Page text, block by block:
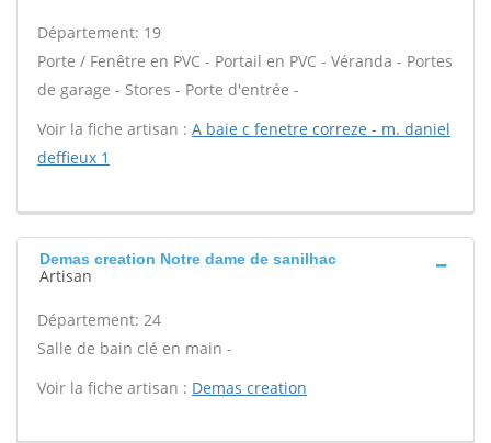
Département: 19
Porte / Fenêtre en PVC - Portail en PVC - Véranda - Portes
de garage - Stores - Porte d'entrée -
Voir la fiche artisan : A baie c fenetre correze - m. daniel
deffieux 1
Demas creation Notre dame de sanilhac
Artisan
Département: 24
Salle de bain clé en main -
Voir la fiche artisan : Demas creation